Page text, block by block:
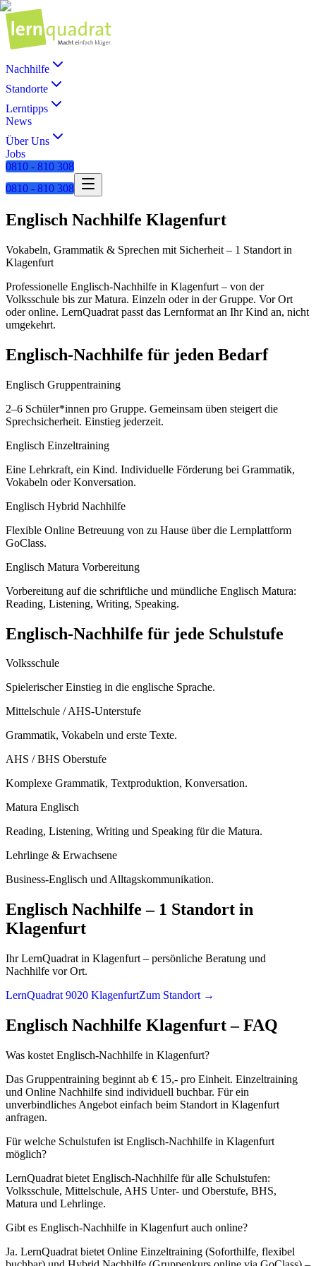
Nachhilfe
Standorte
Lerntipps
News
Über Uns
Jobs
0810 - 810 308
0810 - 810 308
Englisch Nachhilfe Klagenfurt
Vokabeln, Grammatik & Sprechen mit Sicherheit – 1 Standort in
Klagenfurt
Professionelle Englisch-Nachhilfe in Klagenfurt – von der
Volksschule bis zur Matura. Einzeln oder in der Gruppe. Vor Ort
oder online. LernQuadrat passt das Lernformat an Ihr Kind an, nicht
umgekehrt.
Englisch-Nachhilfe für jeden Bedarf
Englisch Gruppentraining
2–6 Schüler*innen pro Gruppe. Gemeinsam üben steigert die
Sprechsicherheit. Einstieg jederzeit.
Englisch Einzeltraining
Eine Lehrkraft, ein Kind. Individuelle Förderung bei Grammatik,
Vokabeln oder Konversation.
Englisch Hybrid Nachhilfe
Flexible Online Betreuung von zu Hause über die Lernplattform
GoClass.
Englisch Matura Vorbereitung
Vorbereitung auf die schriftliche und mündliche Englisch Matura:
Reading, Listening, Writing, Speaking.
Englisch-Nachhilfe für jede Schulstufe
Volksschule
Spielerischer Einstieg in die englische Sprache.
Mittelschule / AHS-Unterstufe
Grammatik, Vokabeln und erste Texte.
AHS / BHS Oberstufe
Komplexe Grammatik, Textproduktion, Konversation.
Matura Englisch
Reading, Listening, Writing und Speaking für die Matura.
Lehrlinge & Erwachsene
Business-Englisch und Alltagskommunikation.
Englisch Nachhilfe – 1 Standort in
Klagenfurt
Ihr LernQuadrat in Klagenfurt – persönliche Beratung und
Nachhilfe vor Ort.
LernQuadrat 9020 KlagenfurtZum Standort →
Englisch Nachhilfe Klagenfurt– FAQ
Was kostet Englisch-Nachhilfe in Klagenfurt?
Das Gruppentraining beginnt ab € 15,- pro Einheit. Einzeltraining
und Online Nachhilfe sind individuell buchbar. Für ein
unverbindliches Angebot einfach beim Standort in Klagenfurt
anfragen.
Für welche Schulstufen ist Englisch-Nachhilfe in Klagenfurt
möglich?
LernQuadrat bietet Englisch-Nachhilfe für alle Schulstufen:
Volksschule, Mittelschule, AHS Unter- und Oberstufe, BHS,
Matura und Lehrlinge.
Gibt es Englisch-Nachhilfe in Klagenfurt auch online?
Ja. LernQuadrat bietet Online Einzeltraining (Soforthilfe, flexibel